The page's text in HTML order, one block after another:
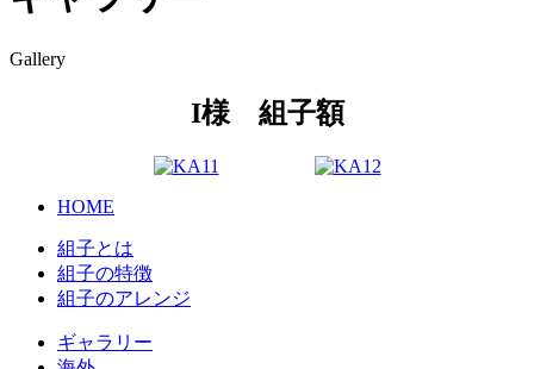
Gallery
I様 組子額
HOME
組子とは
組子の特徴
組子のアレンジ
ギャラリー